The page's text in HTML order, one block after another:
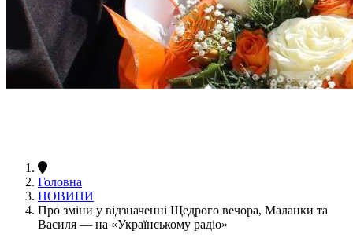
Головна
НОВИНИ
Про зміни у відзначенні Щедрого вечора, Маланки та
Василя — на «Українському радіо»